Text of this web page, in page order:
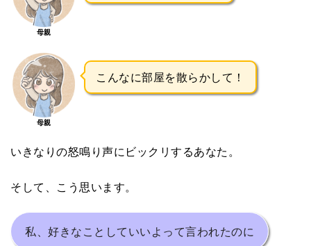
母親
母親
こんなに部屋を散らかして！
いきなりの怒鳴り声にビックリするあなた。
そして、こう思います。
私、好きなことしていいよって言われたのに